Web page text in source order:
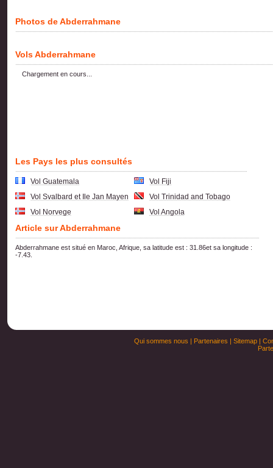
Photos de Abderrahmane
Vols Abderrahmane
Chargement en cours...
Les Pays les plus consultés
Vol Guatemala
Vol Fiji
Vol Svalbard et Ile Jan Mayen
Vol Trinidad and Tobago
Vol Norvege
Vol Angola
Article sur Abderrahmane
Abderrahmane est situé en Maroc, Afrique, sa latitude est : 31.86et sa longitude :
-7.43.
Qui sommes nous | Partenaires | Sitemap|